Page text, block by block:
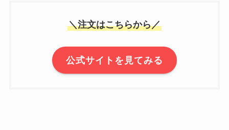
＼注文はこちらから／
公式サイトを見てみる